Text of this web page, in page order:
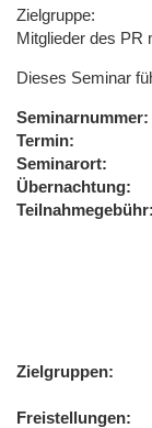
Zielgruppe:
Mitglieder des PR
Dieses Seminar
Seminarnummer
Termin
Seminarort
Übernachtung
Teilnahmegebühr
Zielgruppen
Freistellungen